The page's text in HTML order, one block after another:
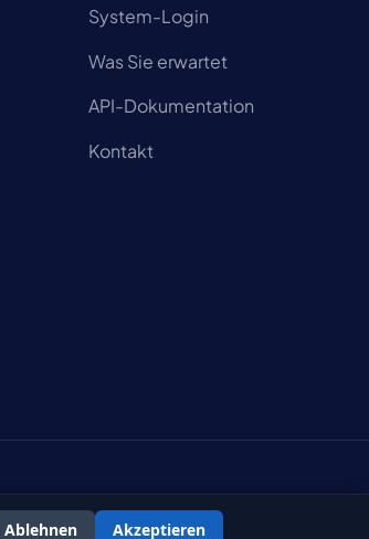
System-Login
Was Sie erwartet
API-Dokumentation
Kontakt
DatenschutzerklärungCookie-Richtlinie
Ablehnen Akzeptieren